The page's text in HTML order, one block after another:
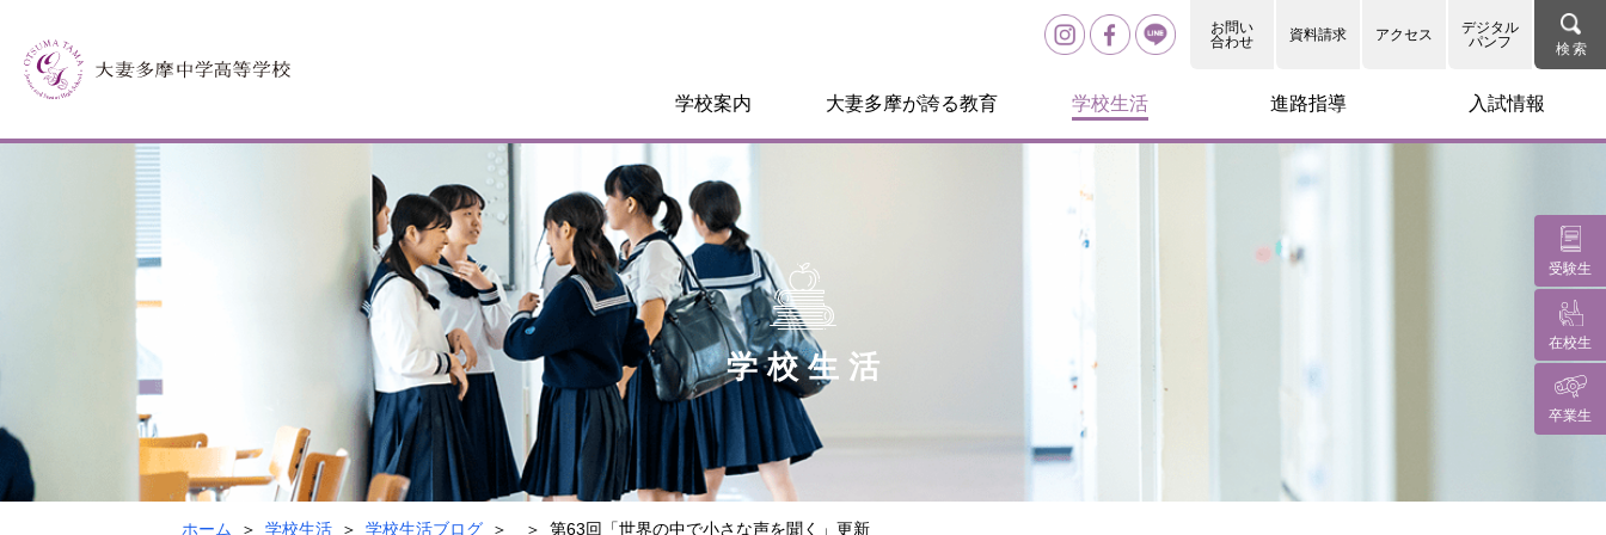
お問い
合わせ
資料請求 アクセス
デジタル
パンフ
学校案内 大妻多摩が誇る教育 学校生活 進路指導 入試情報
受験生
在校生
卒業生
学校生活
ホーム 学校生活 学校生活ブログ 第63回「世界の中で小さな声を聞く」更新